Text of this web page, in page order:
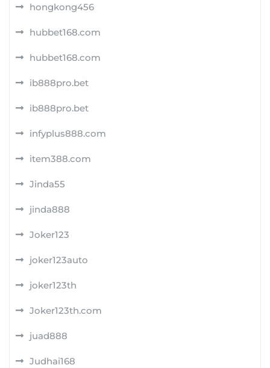
hongkong456
hubbet168.com
hubbet168.com
ib888pro.bet
ib888pro.bet
infyplus888.com
item388.com
Jinda55
jinda888
Joker123
joker123auto
joker123th
Joker123th.com
juad888
Judhai168